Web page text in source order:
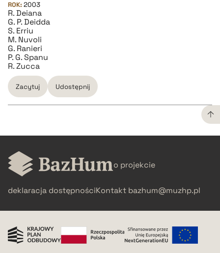
ROK: 2003
R. Deiana
G. P. Deidda
S. Erriu
M. Nuvoli
G. Ranieri
P. G. Spanu
R. Zucca
Zacytuj Udostępnij
CZYSTY TEKST
pobierz cytat
BIBTEX
o projekcie
deklaracja dostępnościKontakt bazhum@muzhp.pl